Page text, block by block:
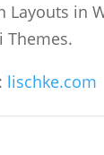
Layouts in
Themes.
lischke.com